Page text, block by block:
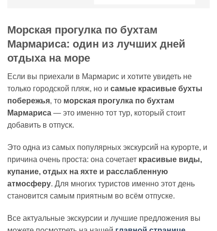
Морская прогулка по бухтам
Мармариса: один из лучших дней
отдыха на море
Если вы приехали в Мармарис и хотите увидеть не
только городской пляж, но и самые красивые бухты
побережья, то морская прогулка по бухтам
Мармариса — это именно тот тур, который стоит
добавить в отпуск.
Это одна из самых популярных экскурсий на курорте, и
причина очень проста: она сочетает красивые виды,
купание, отдых на яхте и расслабленную
атмосферу. Для многих туристов именно этот день
становится самым приятным во всём отпуске.
Все актуальные экскурсии и лучшие предложения вы